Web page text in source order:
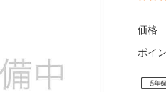
価格
ポイ